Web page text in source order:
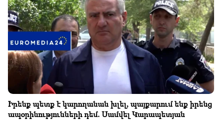
Իրենք պետք է կարողանան խլել, պայքարում ենք իրենց
ապօրինությունների դեմ. Սամվել Կարապետյան